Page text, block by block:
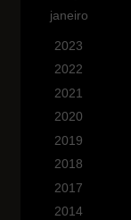
janeiro
2023
2022
2021
2020
2019
2018
2017
2014